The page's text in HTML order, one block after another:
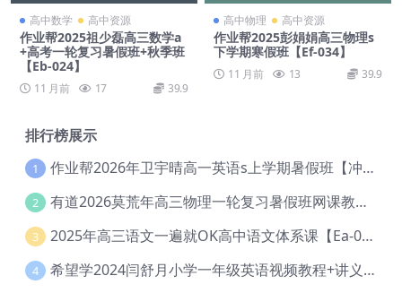
高中数学 高中资源
作业帮2025祖少磊高三数学a
+高考一轮复习暑假班+秋季班
【Eb-024】
11 月前 17 39.9
高中物理 高中资源
作业帮2025彭娟娟高三物理s
下学期寒假班【Ef-034】
11 月前 13 39.9
排行榜展示
1 作业帮2026年卫宇晴高一英语s上学期暑假班【冲顶班】【Ec-003】
2 有道2026莫荒年高三物理一轮复习暑假班网课教程【Ef-044】
3 2025年高三语文一遍就OK高中语文体系课【Ea-028】
4 希望学2024闫舒月小学一年级英语视频教程+讲义【Cc-004】